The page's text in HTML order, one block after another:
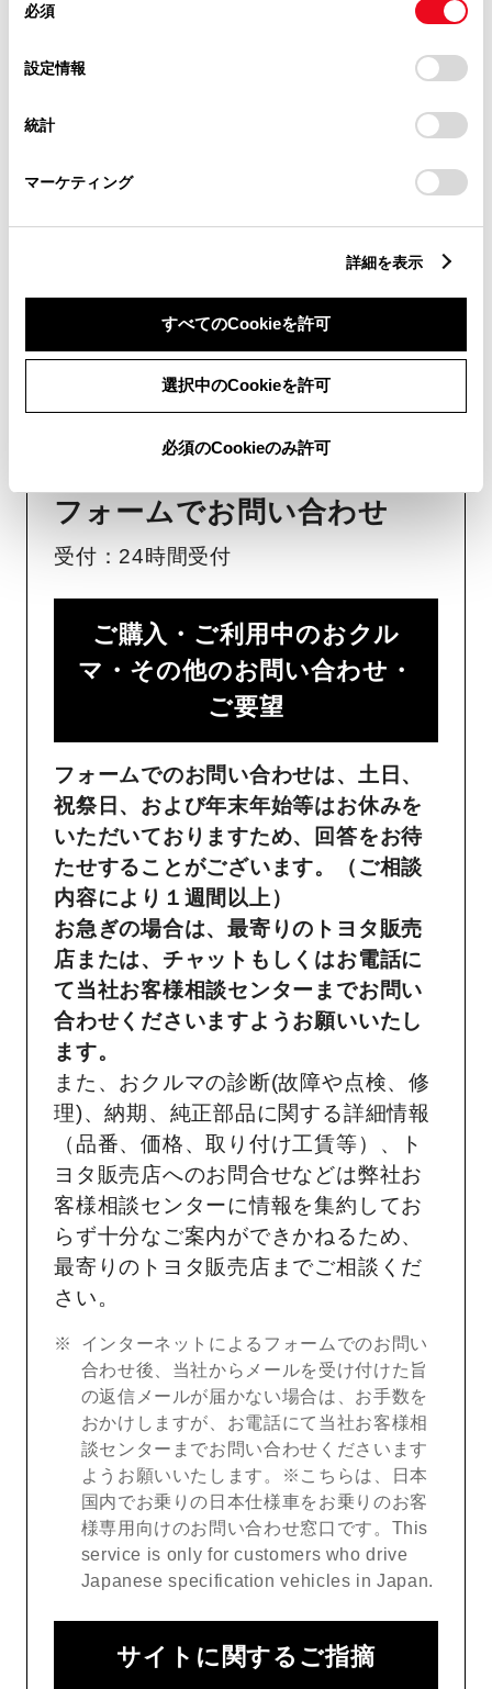
デバイスにすべてのCookie(クッキー)が保存されることに同
意したことになります。Cookie(クッキー)のオプトアウト、
設定の変更、同意を撤回したりするにあたっては、当社の
「Cookie（クッキー）情報の取り扱いについて
」をご覧くだ
必須
設定情報
統計
マーケティング
詳細を表示
すべてのCookieを許可
選択中のCookieを許可
必須のCookieのみ許可
チャットでお問い合わせ
（長期連休などの当社指定日を除く）
チャットでのお問い合わせはお待たせ
時間が少なくご案内が可能です。
フォームでお問い合わせ
受付：24時間受付
ご購入・ご利用中のおクル
マ・その他のお問い合わせ・
ご要望​
フォームでのお問い合わせは、土日、
祝祭日、および年末年始等はお休みを
いただいておりますため、回答をお待
たせすることがございます。（ご相談
内容により１週間以上）
お急ぎの場合は、最寄りのトヨタ販売
店または、チャットもしくはお電話に
て当社お客様相談センターまでお問い
合わせくださいますようお願いいたし
ます。
また、おクルマの診断(故障や点検、修
理)、納期、純正部品に関する詳細情報
（品番、価格、取り付け工賃等）、ト
ヨタ販売店へのお問合せなどは弊社お
客様相談センターに情報を集約してお
らず十分なご案内ができかねるため、
最寄りのトヨタ販売店までご相談くだ
さい。
インターネットによるフォームでのお問い
合わせ後、当社からメールを受け付けた旨
の返信メールが届かない場合は、お手数を
おかけしますが、お電話にて当社お客様相
談センターまでお問い合わせくださいます
ようお願いいたします。※こちらは、日本
国内でお乗りの日本仕様車をお乗りのお客
様専用向けのお問い合わせ窓口です。This
service is only for customers who drive
Japanese specification vehicles in Japan.
サイトに関するご指摘